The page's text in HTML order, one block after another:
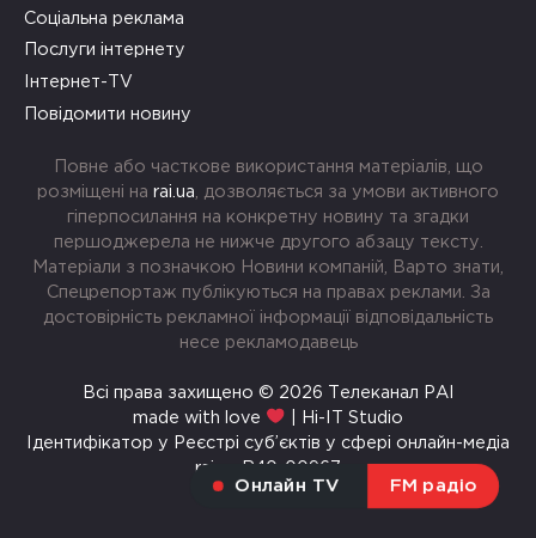
Онлайн TV FM радіо
Соціальна реклама
Послуги інтернету
Інтернет-TV
Повідомити новину
Повне або часткове використання матеріалів, що
розміщені на rai.ua , дозволяється за умови активного
гіперпосилання на конкретну новину та згадки
першоджерела не нижче другого абзацу тексту.
Матеріали з позначкою Новини компаній, Варто знати,
Спецрепортаж публікуються на правах реклами. За
достовірність рекламної інформації відповідальність
несе рекламодавець
Всі права захищено © 2026 Телеканал РАІ
made with love
| Hi-IT Studio
Ідентифікатор у Реєстрі суб’єктів у сфері онлайн-медіа
rai.ua R40-00967